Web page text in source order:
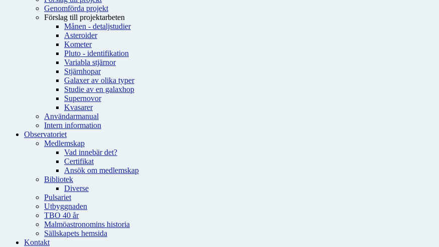
Genomförda projekt
Förslag till projektarbeten
Månen - detaljstudier
Asteroider
Kometer
Pluto - identifikation
Variabla stjärnor
Stjärnhopar
Galaxer av olika typer
Studie av en galaxhop
Supernovor
Kvasarer
Användarmanual
Intern information
Observatoriet
Medlemskap
Vad innebär det?
Certifikat
Ansök om medlemskap
Bibliotek
Diverse
Pulsariet
Utbyggnaden
TBO 40 år
Malmöastronomins historia
Sällskapets hemsida
Kontakt